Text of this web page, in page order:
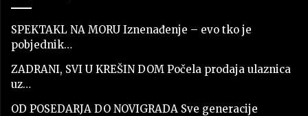
SPEKTAKL NA MORU Iznenađenje – evo tko je
pobjednik…
ZADRANI, SVI U KREŠIN DOM Počela prodaja ulaznica
uz…
OD POSEDARJA DO NOVIGRADA Sve generacije